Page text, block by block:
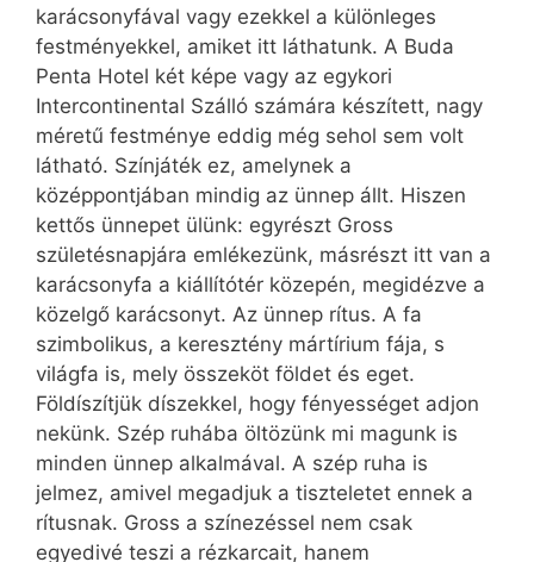
karácsonyfával vagy ezekkel a különleges
festményekkel, amiket itt láthatunk. A Buda
Penta Hotel két képe vagy az egykori
Intercontinental Szálló számára készített, nagy
méretű festménye eddig még sehol sem volt
látható. Színjáték ez, amelynek a
középpontjában mindig az ünnep állt. Hiszen
kettős ünnepet ülünk: egyrészt Gross
születésnapjára emlékezünk, másrészt itt van a
karácsonyfa a kiállítótér közepén, megidézve a
közelgő karácsonyt. Az ünnep rítus. A fa
szimbolikus, a keresztény mártírium fája, s
világfa is, mely összeköt földet és eget.
Földíszítjük díszekkel, hogy fényességet adjon
nekünk. Szép ruhába öltözünk mi magunk is
minden ünnep alkalmával. A szép ruha is
jelmez, amivel megadjuk a tiszteletet ennek a
rítusnak. Gross a színezéssel nem csak
egyedivé teszi a rézkarcait, hanem